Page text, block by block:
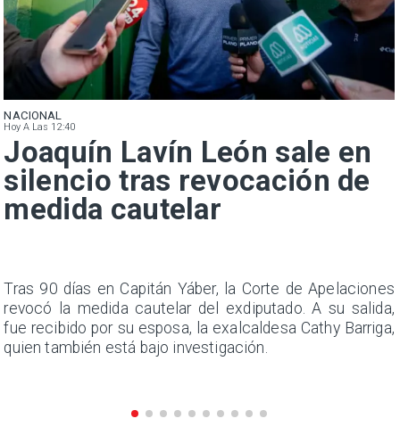
NACIONAL
Hoy A Las 12:40
Joaquín Lavín León sale en
silencio tras revocación de
medida cautelar
Tras 90 días en Capitán Yáber, la Corte de Apelaciones
revocó la medida cautelar del exdiputado. A su salida,
fue recibido por su esposa, la exalcaldesa Cathy Barriga,
quien también está bajo investigación.